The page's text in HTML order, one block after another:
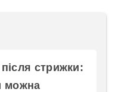
стрижки:
можна